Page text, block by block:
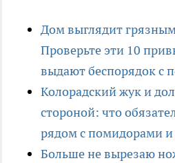
Дом выглядит
Проверьте эти 10
выдают беспорядок с
Колорадский жук и
стороной: что
рядом с помидорами
Больше не вырезаю